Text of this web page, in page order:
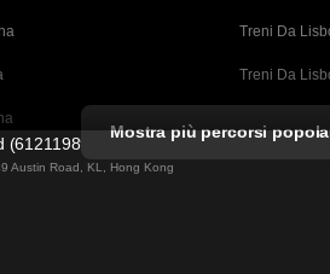
Treni Da
Treni Da
Treni Da
Mostra più percorsi
Austin Road, KL, Hong Kong